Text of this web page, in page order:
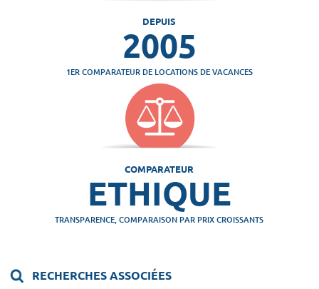
DEPUIS
2005
1ER COMPARATEUR DE LOCATIONS DE VACANCES
COMPARATEUR
ETHIQUE
TRANSPARENCE, COMPARAISON PAR PRIX CROISSANTS
RECHERCHES ASSOCIÉES